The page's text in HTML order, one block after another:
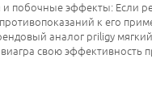
и побочные эффекты: Если
к его
аналог priligy
свою эффективность